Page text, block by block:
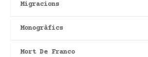
Migracions
Monogràfics
Mort De Franco